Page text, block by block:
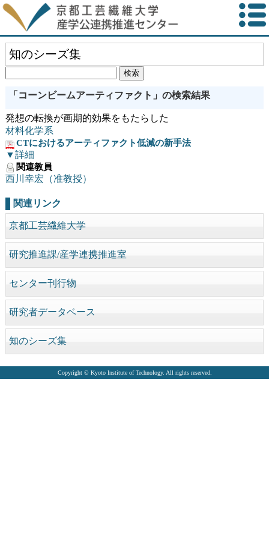
知のシーズ集
「コーンビームアーティファクト」の検索結果
発想の転換が画期的効果をもたらした
材料化学系
CTにおけるアーティファクト低減の新手法
▼詳細
関連教員
西川幸宏（准教授）
関連リンク
京都工芸繊維大学
研究推進課/産学連携推進室
センター刊行物
研究者データベース
知のシーズ集
Copyright © Kyoto Institute of Technology. All rights reserved.